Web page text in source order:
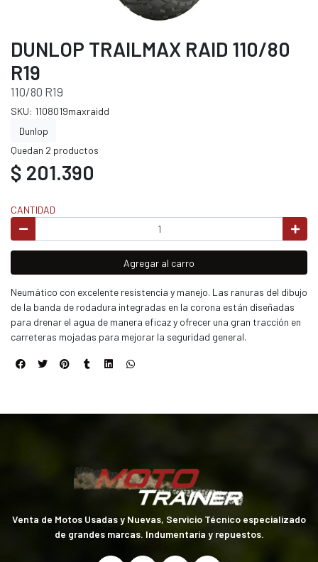
DUNLOP TRAILMAX RAID 110/80
R19
110/80 R19
SKU: 1108019maxraidd
Dunlop
Quedan 2 productos
$ 201.390
CANTIDAD
Agregar al carro
Neumático con excelente resistencia y manejo. Las ranuras del dibujo
de la banda de rodadura integradas en la corona están diseñadas
para drenar el agua de manera eficaz y ofrecer una gran tracción en
carreteras mojadas para mejorar la seguridad general.
Venta de Motos Usadas y Nuevas, Servicio Técnico especializado
de grandes marcas. Indumentaria y repuestos.